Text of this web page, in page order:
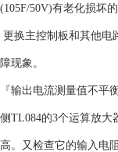
(105F/50V)有老化损坏
更换主控制板和其他电
障现象。
『输出电流测量值不
侧TL084的3个运算放大
高。又检查它的输入电